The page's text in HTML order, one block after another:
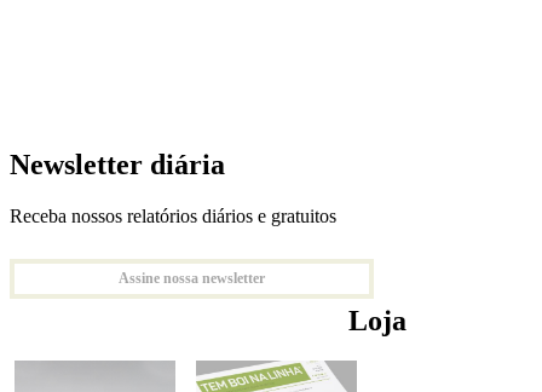
Newsletter diária
Receba nossos relatórios diários e gratuitos
Assine nossa newsletter
Loja